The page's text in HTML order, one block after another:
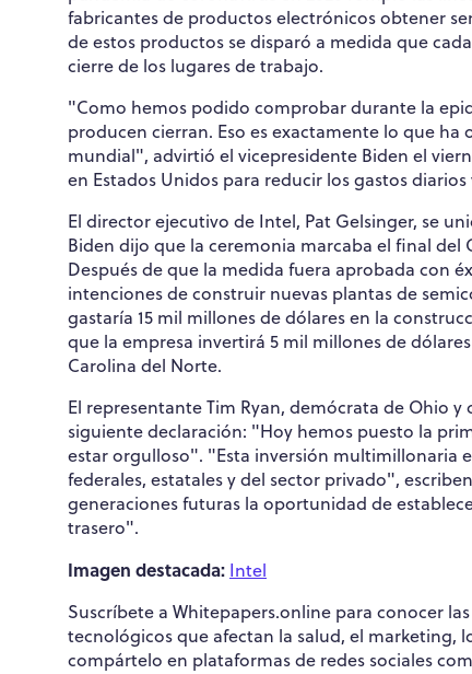
fabricantes de productos electrónicos obtener
de estos productos se disparó a medida que
cierre de los lugares de trabajo.
"Como hemos podido comprobar durante la
producen cierran. Eso es exactamente lo que
mundial", advirtió el vicepresidente Biden el
en Estados Unidos para reducir los gastos
El director ejecutivo de Intel, Pat Gelsinger, se
Biden dijo que la ceremonia marcaba el final
Después de que la medida fuera aprobada con
intenciones de construir nuevas plantas de
gastaría 15 mil millones de dólares en la
que la empresa invertirá 5 mil millones de
Carolina del Norte.
El representante Tim Ryan, demócrata de Ohio
siguiente declaración: "Hoy hemos puesto la
estar orgulloso". "Esta inversión multimillonaria
federales, estatales y del sector privado",
generaciones futuras la oportunidad de
trasero".
Imagen destacada: Intel
Suscríbete a Whitepapers.online para conocer
tecnológicos que afectan la salud, el marketing,
compártelo en plataformas de redes sociales